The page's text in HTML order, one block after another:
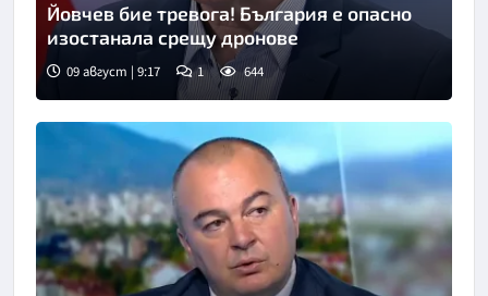
Снимка: бТВ
Йовчев бие тревога! България е опасно
изостанала срещу дронове
09 август | 9:17 1 644